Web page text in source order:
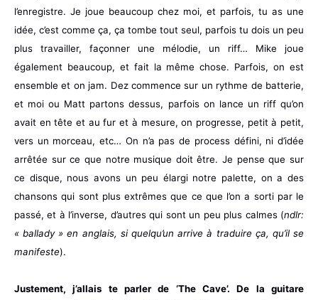
l’enregistre. Je joue beaucoup chez moi, et parfois, tu as une
idée, c’est comme ça, ça tombe tout seul, parfois tu dois un peu
plus travailler, façonner une mélodie, un riff… Mike joue
également beaucoup, et fait la même chose. Parfois, on est
ensemble et on jam. Dez commence sur un rythme de batterie,
et moi ou Matt partons dessus, parfois on lance un riff qu’on
avait en tête et au fur et à mesure, on progresse, petit à petit,
vers un morceau, etc… On n’a pas de process défini, ni d’idée
arrêtée sur ce que notre musique doit être. Je pense que sur
ce disque, nous avons un peu élargi notre palette, on a des
chansons qui sont plus extrêmes que ce que l’on a sorti par le
passé, et à l’inverse, d’autres qui sont un peu plus calmes (ndlr:
« ballady » en anglais, si quelqu’un arrive à traduire ça, qu’il se
manifeste).
Justement, j’allais te parler de ‘The Cave’. De la guitare